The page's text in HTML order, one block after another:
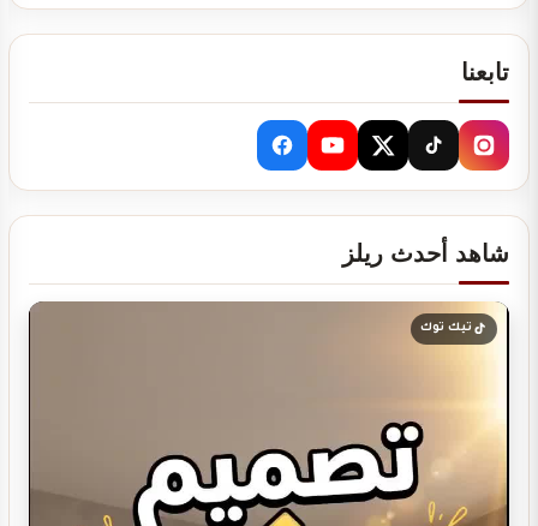
تصميم ديكور نادي رياضي GYM
دراسة جدوى لمشروعك
تصميم ديكور كوفي شوب
تابعنا
شاهد أحدث ريلز
تيك توك